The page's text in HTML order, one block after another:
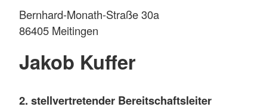
Bernhard-Monath-Straße 30a
86405 Meitingen
Jakob Kuffer
2. stellvertretender Bereitschaftsleiter